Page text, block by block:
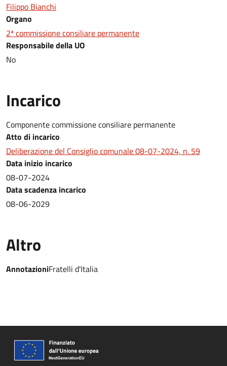
Filippo Bianchi
Organo
2ª commissione consiliare permanente
Responsabile della UO
No
Incarico
Componente commissione consiliare permanente
Atto di incarico
Deliberazione del Consiglio comunale 08-07-2024, n. 59
Data inizio incarico
08-07-2024
Data scadenza incarico
08-06-2029
Altro
AnnotazioniFratelli d'Italia